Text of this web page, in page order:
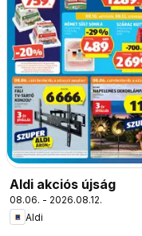
Aldi akciós újság
08.06. - 2026.08.12.
Aldi